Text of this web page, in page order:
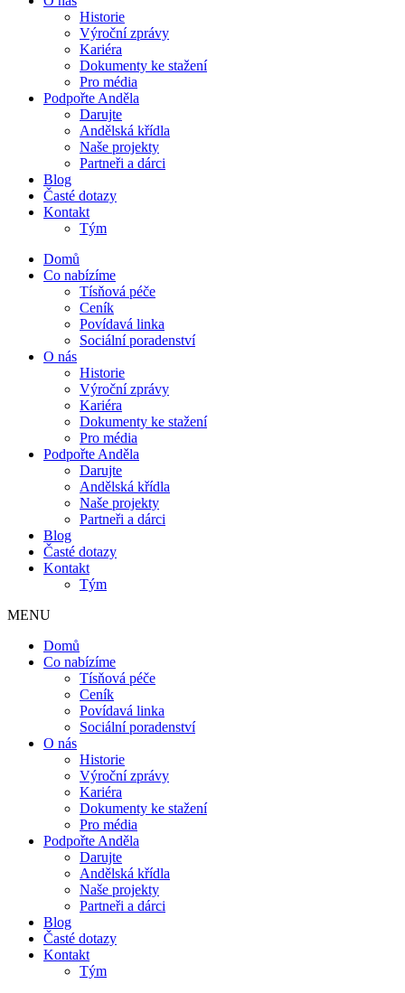
Historie
Výroční zprávy
Kariéra
Dokumenty ke stažení
Pro média
Podpořte Anděla
Darujte
Andělská křídla
Naše projekty
Partneři a dárci
Blog
Časté dotazy
Kontakt
Tým
Domů
Co nabízíme
Tísňová péče
Ceník
Povídavá linka
Sociální poradenství
O nás
Historie
Výroční zprávy
Kariéra
Dokumenty ke stažení
Pro média
Podpořte Anděla
Darujte
Andělská křídla
Naše projekty
Partneři a dárci
Blog
Časté dotazy
Kontakt
Tým
MENU
Domů
Co nabízíme
Tísňová péče
Ceník
Povídavá linka
Sociální poradenství
O nás
Historie
Výroční zprávy
Kariéra
Dokumenty ke stažení
Pro média
Podpořte Anděla
Darujte
Andělská křídla
Naše projekty
Partneři a dárci
Blog
Časté dotazy
Kontakt
Tým